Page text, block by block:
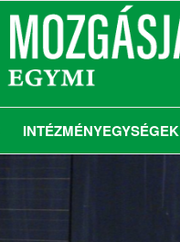
INTÉZMÉNYEGYSÉGEK